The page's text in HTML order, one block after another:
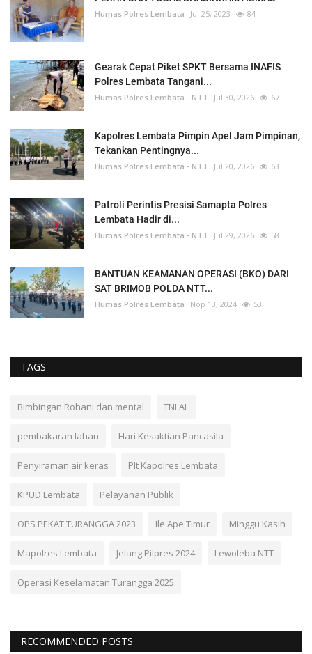
Humas Polres Lembata Jul 25, 2023 84
Gearak Cepat Piket SPKT Bersama INAFIS
Polres Lembata Tangani...
Humas Polres Lembata - NTT Jul 30, 2026 67
Kapolres Lembata Pimpin Apel Jam Pimpinan,
Tekankan Pentingnya...
Humas Polres Lembata - NTT Jul 20, 2026 63
Patroli Perintis Presisi Samapta Polres
Lembata Hadir di...
Humas Polres Lembata - NTT Jul 29, 2026 58
BANTUAN KEAMANAN OPERASI (BKO) DARI
SAT BRIMOB POLDA NTT...
Humas Polres Lembata Nop 13, 2024 53
TAGS
Bimbingan Rohani dan mental TNI AL
pembakaran lahan Hari Kesaktian Pancasila
Penyiraman air keras Plt Kapolres Lembata
KPUD Lembata Pelayanan Publik
OPS PEKAT TURANGGA 2023 Ile Ape Timur Minggu Kasih
Mapolres Lembata Jelang Pilpres 2024 Lewoleba NTT
Operasi Keselamatan Turangga 2025
RECOMMENDED POSTS